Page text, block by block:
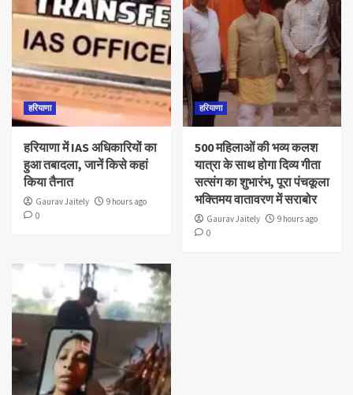
हरियाणा
हरियाणा में IAS अधिकारियों का
हुआ तबादला, जानें किसे कहां
किया तैनात
Gaurav Jaitely
9 hours ago
0
हरियाणा
500 महिलाओं की भव्य कलश
यात्रा के साथ होगा दिव्य गीता
सत्संग का शुभारंभ, पूरा पंचकूला
भक्तिमय वातावरण में सराबोर
Gaurav Jaitely
9 hours ago
0